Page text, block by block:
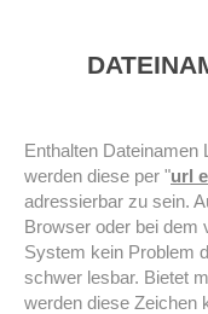
Enthalten Dateinamen
werden diese per "url
adressierbar zu sein.
Browser oder bei dem
System kein Problem
schwer lesbar. Bietet
werden diese Zeichen